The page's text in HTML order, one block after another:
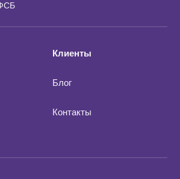
Клиенты
Блог
Контакты